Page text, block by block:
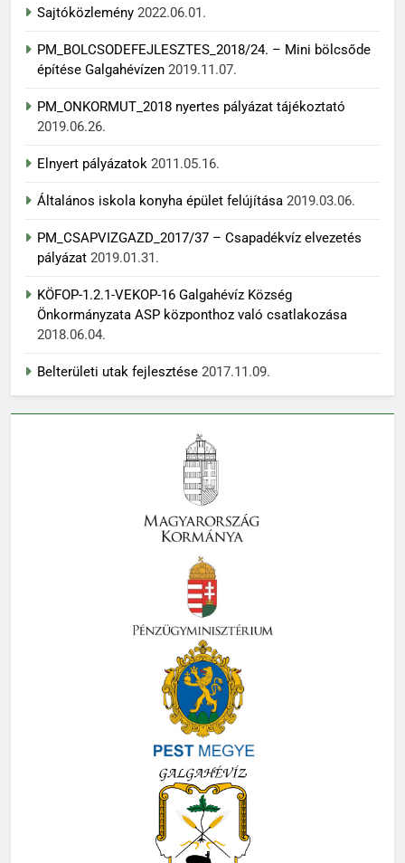
Sajtóközlemény 2022.06.01.
PM_BOLCSODEFEJLESZTES_2018/24. – Mini bölcsőde
építése Galgahévízen 2019.11.07.
PM_ONKORMUT_2018 nyertes pályázat tájékoztató
2019.06.26.
Elnyert pályázatok 2011.05.16.
Általános iskola konyha épület felújítása 2019.03.06.
PM_CSAPVIZGAZD_2017/37 – Csapadékvíz elvezetés
pályázat 2019.01.31.
KÖFOP-1.2.1-VEKOP-16 Galgahévíz Község
Önkormányzata ASP központhoz való csatlakozása
2018.06.04.
Belterületi utak fejlesztése 2017.11.09.